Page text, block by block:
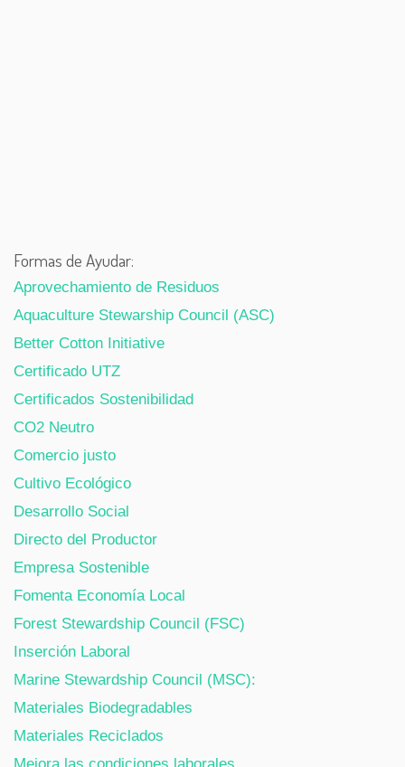
Formas de Ayudar:
Aprovechamiento de Residuos
Aquaculture Stewarship Council (ASC)
Better Cotton Initiative
Certificado UTZ
Certificados Sostenibilidad
CO2 Neutro
Comercio justo
Cultivo Ecológico
Desarrollo Social
Directo del Productor
Empresa Sostenible
Fomenta Economía Local
Forest Stewardship Council (FSC)
Inserción Laboral
Marine Stewardship Council (MSC):
Materiales Biodegradables
Materiales Reciclados